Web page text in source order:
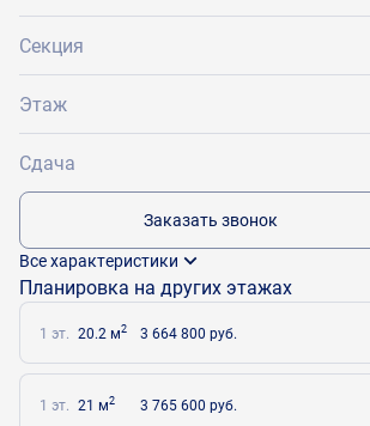
Секция
Этаж
Сдача
Заказать звонок
Все характеристики
Планировка на других этажах
1 эт. 20.2 м2 3 664 800 руб.
1 эт. 21 м2 3 765 600 руб.